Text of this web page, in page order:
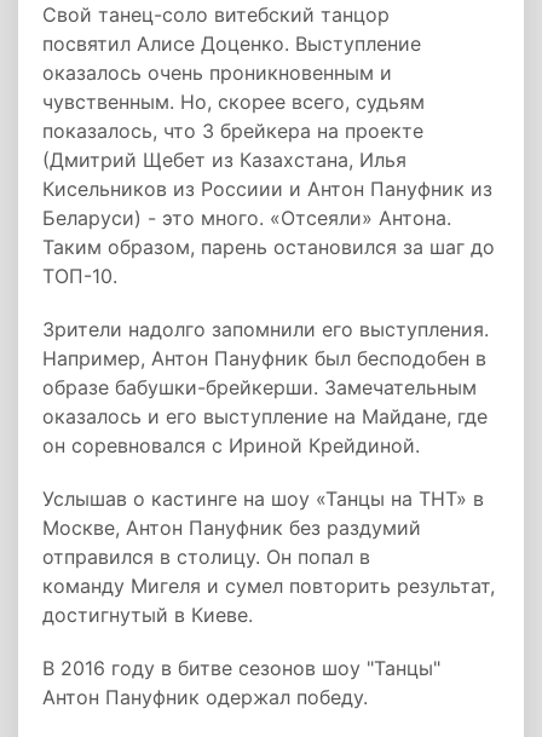
Свой танец-соло витебский танцор
посвятил Алисе Доценко. Выступление
оказалось очень проникновенным и
чувственным. Но, скорее всего, судьям
показалось, что 3 брейкера на проекте
(Дмитрий Щебет из Казахстана, Илья
Кисельников из Россиии и Антон Пануфник из
Беларуси) - это много. «Отсеяли» Антона.
Таким образом, парень остановился за шаг до
ТОП-10.
Зрители надолго запомнили его выступления.
Например, Антон Пануфник был бесподобен в
образе бабушки-брейкерши. Замечательным
оказалось и его выступление на Майдане, где
он соревновался с Ириной Крейдиной.
Услышав о кастинге на шоу «Танцы на ТНТ» в
Москве, Антон Пануфник без раздумий
отправился в столицу. Он попал в
команду Мигеля и сумел повторить результат,
достигнутый в Киеве.
В 2016 году в битве сезонов шоу "Танцы"
Антон Пануфник одержал победу.